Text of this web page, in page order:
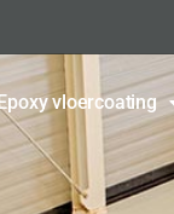
vloercoating